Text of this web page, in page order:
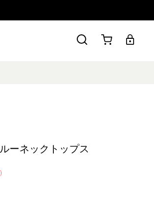
ーネックトップス